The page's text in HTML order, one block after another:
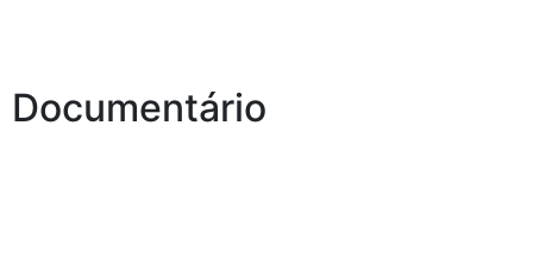
Documentário